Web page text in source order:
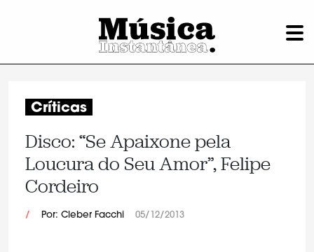
Críticas
Disco: “Se Apaixone pela
Loucura do Seu Amor”, Felipe
Cordeiro
/ Por: Cleber Facchi 05/12/2013